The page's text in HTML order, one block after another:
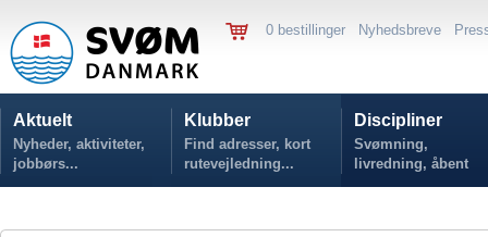
0 bestillinger Nyhedsbreve
Aktuelt
Nyheder, aktiviteter,
jobbørs...
Klubber
Find adresser, kort
rutevejledning...
Discipliner
Svømning,
livredning, åbent
vand...